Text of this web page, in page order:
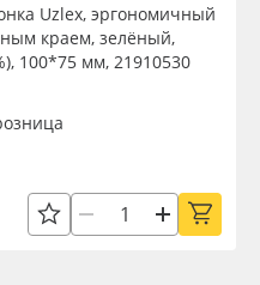
Uzlex, эргономичный
краем, зелёный,
100*75 мм, 21910530